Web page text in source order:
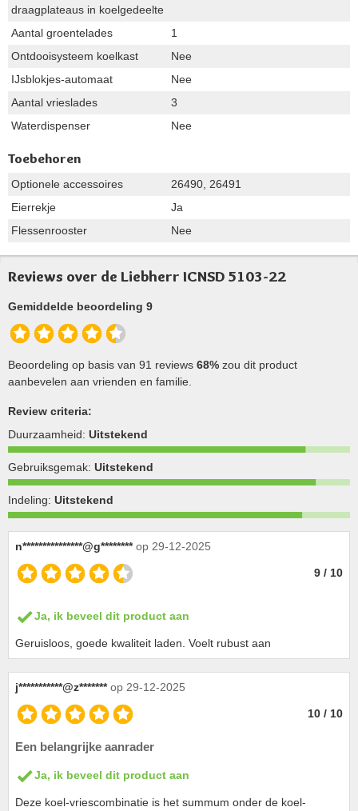
draagplateaus in koelgedeelte
Aantal groentelades
1
Ontdooisysteem koelkast
Nee
IJsblokjes-automaat
Nee
Aantal vrieslades
3
Waterdispenser
Nee
Toebehoren
Optionele accessoires
26490, 26491
Eierrekje
Ja
Flessenrooster
Nee
Reviews over de Liebherr ICNSD 5103-22
Gemiddelde beoordeling 9
Beoordeling op basis van 91 reviews 68% zou dit product
aanbevelen aan vrienden en familie.
Review criteria:
Duurzaamheid: Uitstekend
Gebruiksgemak: Uitstekend
Indeling: Uitstekend
n***************@g******** op 29-12-2025
9 / 10
Ja, ik beveel dit product aan
Geruisloos, goede kwaliteit laden. Voelt rubust aan
j***********@z******* op 29-12-2025
10 / 10
Een belangrijke aanrader
Ja, ik beveel dit product aan
Deze koel-vriescombinatie is het summum onder de koel-